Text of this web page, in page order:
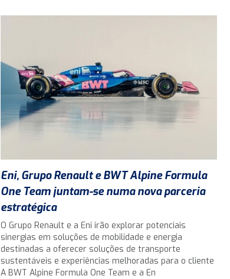
Eni, Grupo Renault e BWT Alpine Formula
One Team juntam-se numa nova parceria
estratégica
O Grupo Renault e a Eni irão explorar potenciais
sinergias em soluções de mobilidade e energia
destinadas a oferecer soluções de transporte
sustentáveis e experiências melhoradas para o cliente
A BWT Alpine Formula One Team e a En